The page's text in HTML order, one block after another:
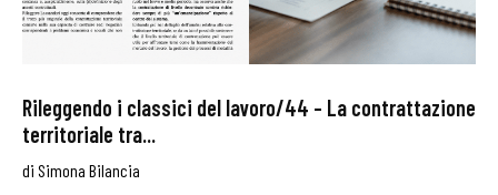
Rileggendo i classici del lavoro/44 – La contrattazione
territoriale tra...
di Simona Bilancia